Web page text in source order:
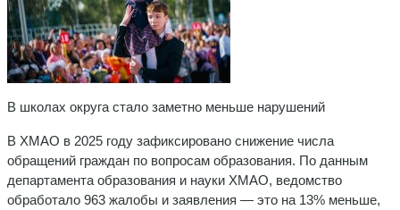
В школах округа стало заметно меньше нарушений
В ХМАО в 2025 году зафиксировано снижение числа
обращений граждан по вопросам образования. По данным
департамента образования и науки ХМАО, ведомство
обработало 963 жалобы и заявления — это на 13% меньше,